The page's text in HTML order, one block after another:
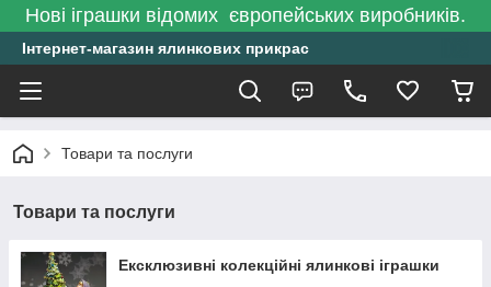
Нові іграшки відомих європейських виробників.
Інтернет-магазин ялинкових прикрас
Товари та послуги
Товари та послуги
Ексклюзивні колекційні ялинкові іграшки